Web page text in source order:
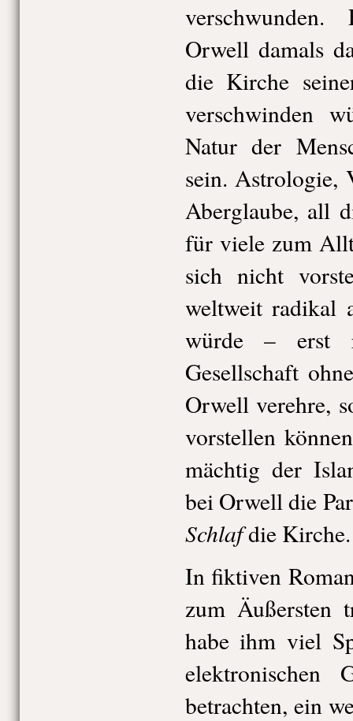
Orwell damals
die Kirche
verschwinden
Natur der
sein. Astrologie,
Aberglaube, all
für viele zum
sich nicht
weltweit radikal
würde – erst
Gesellschaft
Orwell verehre,
vorstellen
mächtig der
bei Orwell die
Schlafdie Kirche.
In fiktiven
zum Äußersten
habe ihm viel
betrachten, ein